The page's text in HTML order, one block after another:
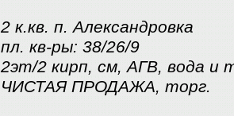
2 к.кв. п. Александровка
пл. кв-ры: 38/26/9
2эт/2 кирп, см, АГВ, вода и
ЧИСТАЯ ПРОДАЖА, торг.